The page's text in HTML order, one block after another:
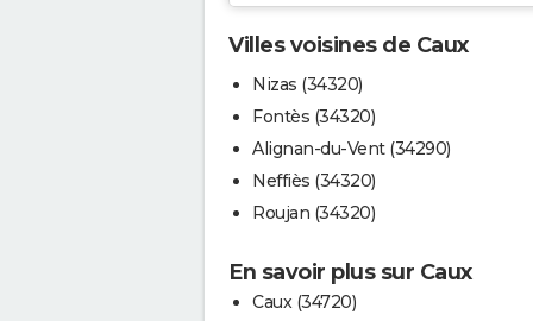
Villes voisines de Caux
Nizas (34320)
Fontès (34320)
Alignan-du-Vent (34290)
Neffiès (34320)
Roujan (34320)
En savoir plus sur Caux
Caux (34720)